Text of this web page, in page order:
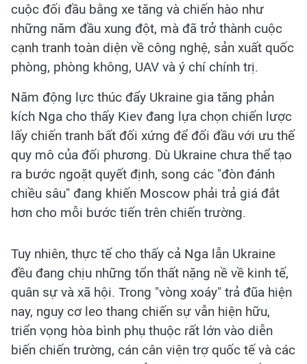
cuộc đối đầu bằng xe tăng và chiến hào như
những năm đầu xung đột, mà đã trở thành cuộc
cạnh tranh toàn diện về công nghệ, sản xuất quốc
phòng, phòng không, UAV và ý chí chính trị.
Năm động lực thúc đẩy Ukraine gia tăng phản
kích Nga cho thấy Kiev đang lựa chọn chiến lược
lấy chiến tranh bất đối xứng để đối đầu với ưu thế
quy mô của đối phương. Dù Ukraine chưa thể tạo
ra bước ngoặt quyết định, song các "đòn đánh
chiều sâu" đang khiến Moscow phải trả giá đắt
hơn cho mỗi bước tiến trên chiến trường.
Tuy nhiên, thực tế cho thấy cả Nga lẫn Ukraine
đều đang chịu những tổn thất nặng nề về kinh tế,
quân sự và xã hội. Trong "vòng xoáy" trả đũa hiện
nay, nguy cơ leo thang chiến sự vẫn hiện hữu,
triển vọng hòa bình phụ thuộc rất lớn vào diễn
biến chiến trường, cán cân viện trợ quốc tế và các